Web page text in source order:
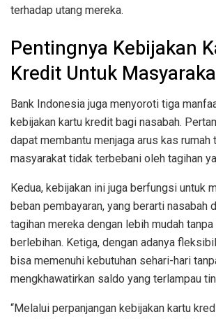
terhadap utang mereka.
Pentingnya Kebijakan
Kredit Untuk
Bank Indonesia juga menyoroti tiga
kebijakan kartu kredit bagi nasabah.
dapat membantu menjaga arus kas rumah
masyarakat tidak terbebani oleh tagihan
Kedua, kebijakan ini juga berfungsi untuk
beban pembayaran, yang berarti nasabah
tagihan mereka dengan lebih mudah
berlebihan. Ketiga, dengan adanya
bisa memenuhi kebutuhan sehari-hari
mengkhawatirkan saldo yang terlampau
“Melalui perpanjangan kebijakan kartu